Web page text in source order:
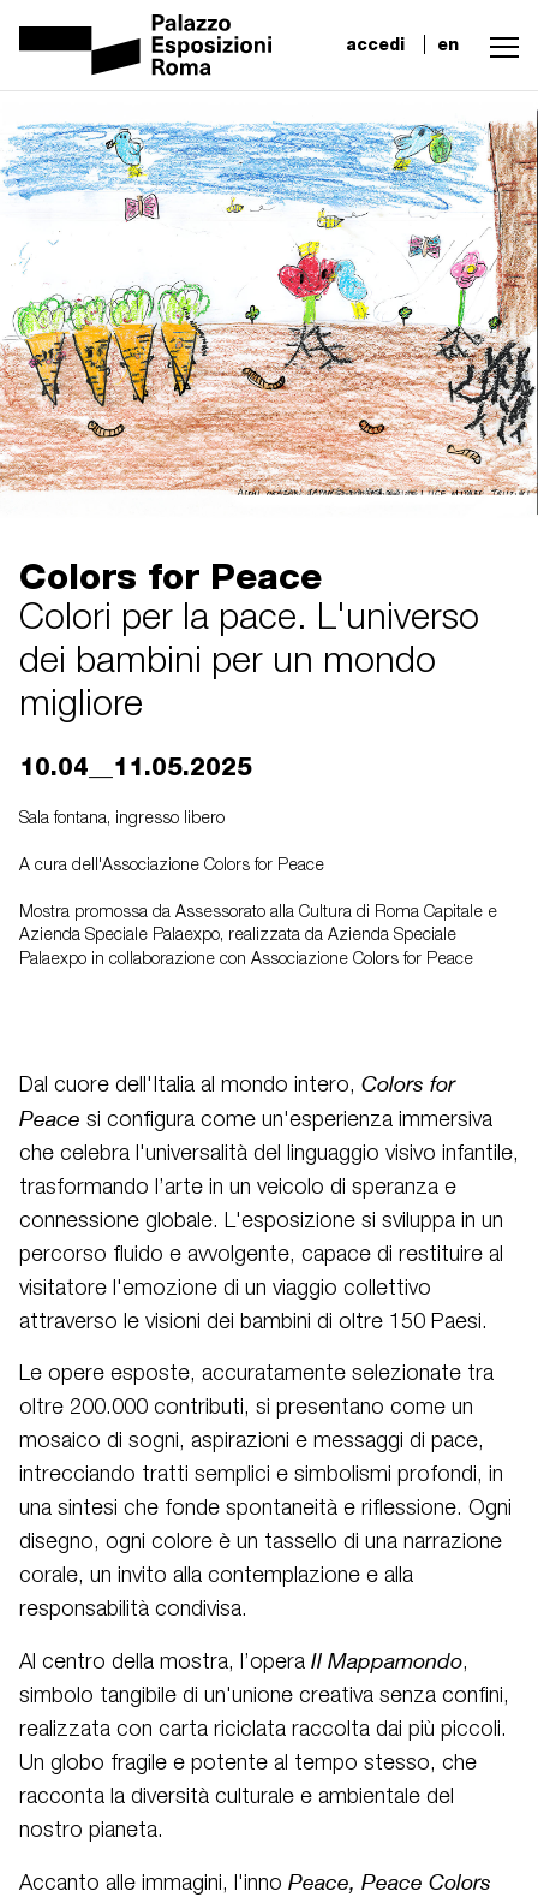
accedi en
Colors for Peace
Colori per la pace. L'universo
dei bambini per un mondo
migliore
10.04__11.05.2025
Sala fontana, ingresso libero
A cura dell'Associazione Colors for Peace
Mostra promossa da Assessorato alla Cultura di Roma Capitale e
Azienda Speciale Palaexpo, realizzata da Azienda Speciale
Palaexpo in collaborazione con Associazione Colors for Peace
Dal cuore dell'Italia al mondo intero, Colors for
Peace si configura come un'esperienza immersiva
che celebra l'universalità del linguaggio visivo infantile,
trasformando l’arte in un veicolo di speranza e
connessione globale. L'esposizione si sviluppa in un
percorso fluido e avvolgente, capace di restituire al
visitatore l'emozione di un viaggio collettivo
attraverso le visioni dei bambini di oltre 150 Paesi.
Le opere esposte, accuratamente selezionate tra
oltre 200.000 contributi, si presentano come un
mosaico di sogni, aspirazioni e messaggi di pace,
intrecciando tratti semplici e simbolismi profondi, in
una sintesi che fonde spontaneità e riflessione. Ogni
disegno, ogni colore è un tassello di una narrazione
corale, un invito alla contemplazione e alla
responsabilità condivisa.
Al centro della mostra, l’opera Il Mappamondo,
simbolo tangibile di un'unione creativa senza confini,
realizzata con carta riciclata raccolta dai più piccoli.
Un globo fragile e potente al tempo stesso, che
racconta la diversità culturale e ambientale del
nostro pianeta.
Accanto alle immagini, l'inno Peace, Peace Colors